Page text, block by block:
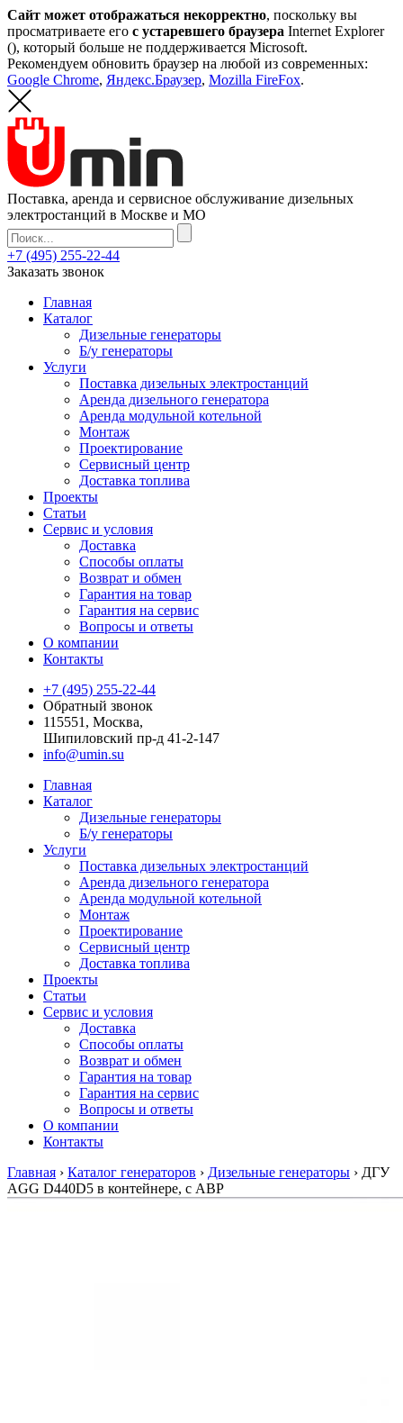
Сайт может отображаться некорректно, поскольку вы
просматриваете его с устаревшего браузера Internet Explorer
(), который больше не поддерживается Microsoft.
Рекомендуем обновить браузер на любой из современных:
Google Chrome, Яндекс.Браузер, Mozilla FireFox.
Поставка, аренда и сервисное обслуживание дизельных
электростанций в Москве и МО
+7 (495) 255-22-44
Заказать звонок
Главная
Каталог
Дизельные генераторы
Б/у генераторы
Услуги
Поставка дизельных электростанций
Аренда дизельного генератора
Аренда модульной котельной
Монтаж
Проектирование
Сервисный центр
Доставка топлива
Проекты
Статьи
Сервис и условия
Доставка
Способы оплаты
Возврат и обмен
Гарантия на товар
Гарантия на сервис
Вопросы и ответы
О компании
Контакты
+7 (495) 255-22-44
Обратный звонок
115551, Москва,
Шипиловский пр-д 41-2-147
info@umin.su
Главная
Каталог
Дизельные генераторы
Б/у генераторы
Услуги
Поставка дизельных электростанций
Аренда дизельного генератора
Аренда модульной котельной
Монтаж
Проектирование
Сервисный центр
Доставка топлива
Проекты
Статьи
Сервис и условия
Доставка
Способы оплаты
Возврат и обмен
Гарантия на товар
Гарантия на сервис
Вопросы и ответы
О компании
Контакты
Главная › Каталог генераторов › Дизельные генераторы › ДГУ
AGG D440D5 в контейнере, с АВР